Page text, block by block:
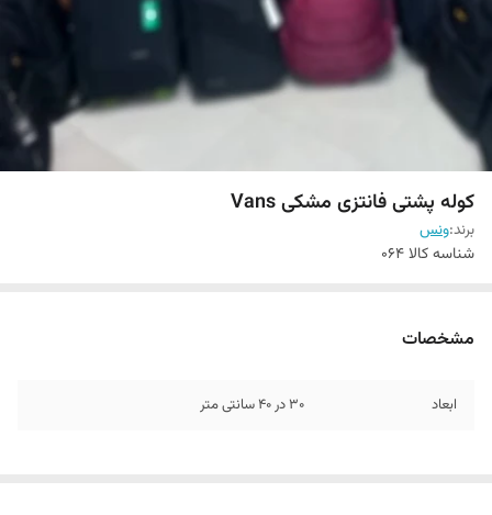
کوله پشتی فانتزی مشکی Vans
برند:ونس
شناسه کالا064
مشخصات
ابعاد 30 در 40 سانتی متر